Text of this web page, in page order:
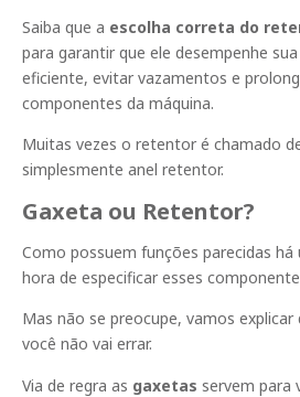
Saiba que a escolha correta do
para garantir que ele desempenhe
eficiente, evitar vazamentos e
componentes da máquina.
Muitas vezes o retentor é chamado
simplesmente anel retentor.
Gaxeta ou Retentor?
Como possuem funções parecidas
hora de especificar esses
Mas não se preocupe, vamos explicar
você não vai errar.
Via de regra as gaxetas servem para